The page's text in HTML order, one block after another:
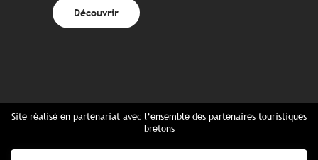
Découvrir
Site réalisé en partenariat avec l’ensemble des partenaires touristiques
bretons